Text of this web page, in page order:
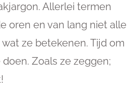
Allerlei termen
oren en van lang niet alle
ze betekenen. Tijd om
Zoals ze zeggen;